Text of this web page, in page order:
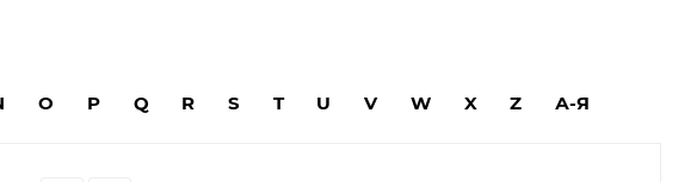
O P Q R S T U V W X Z А-Я